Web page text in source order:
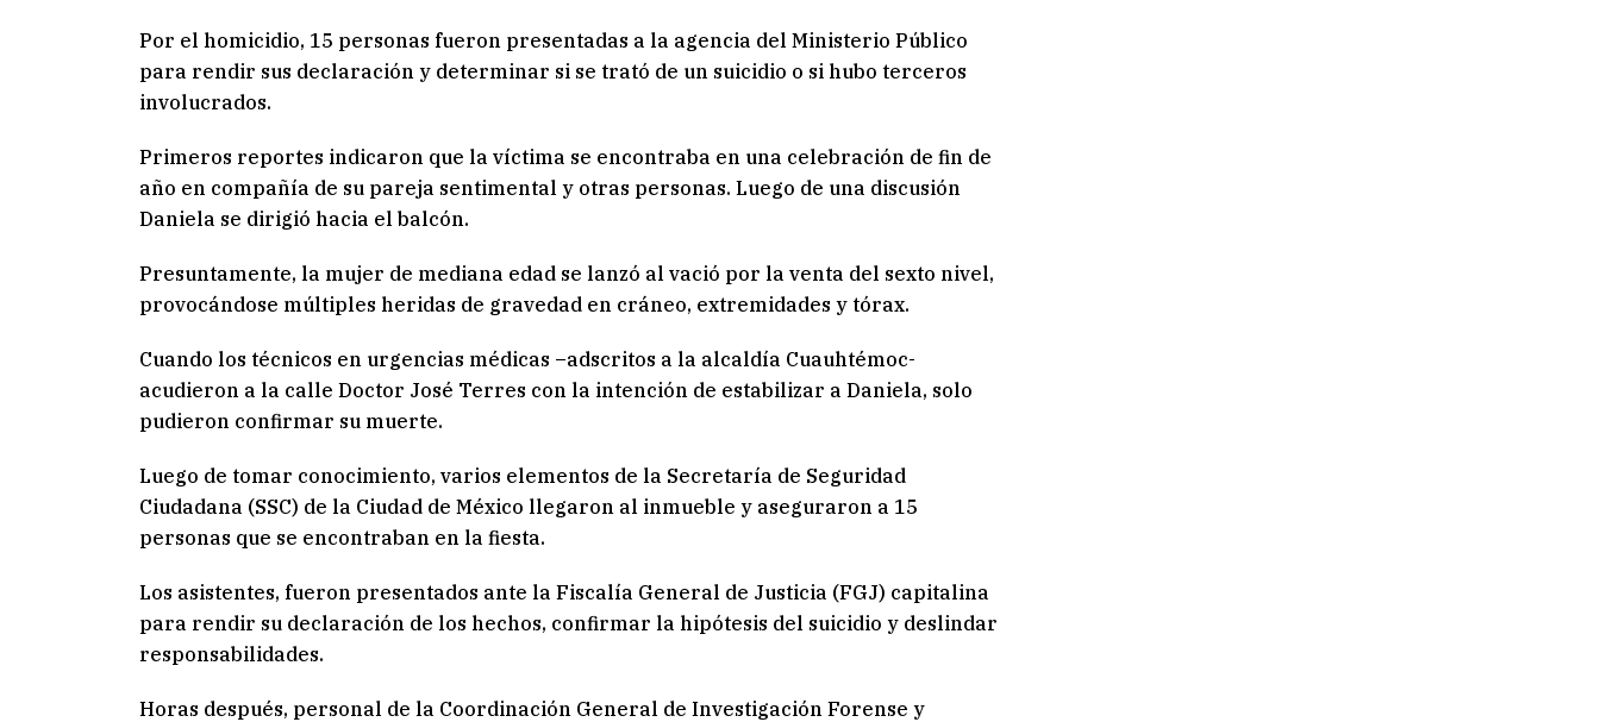
Por el homicidio, 15 personas fueron presentadas a la agencia del Ministerio Público
para rendir sus declaración y determinar si se trató de un suicidio o si hubo terceros
involucrados.
Primeros reportes indicaron que la víctima se encontraba en una celebración de fin de
año en compañía de su pareja sentimental y otras personas. Luego de una discusión
Daniela se dirigió hacia el balcón.
Presuntamente, la mujer de mediana edad se lanzó al vació por la venta del sexto nivel,
provocándose múltiples heridas de gravedad en cráneo, extremidades y tórax.
Cuando los técnicos en urgencias médicas –adscritos a la alcaldía Cuauhtémoc-
acudieron a la calle Doctor José Terres con la intención de estabilizar a Daniela, solo
pudieron confirmar su muerte.
Luego de tomar conocimiento, varios elementos de la Secretaría de Seguridad
Ciudadana (SSC) de la Ciudad de México llegaron al inmueble y aseguraron a 15
personas que se encontraban en la fiesta.
Los asistentes, fueron presentados ante la Fiscalía General de Justicia (FGJ) capitalina
para rendir su declaración de los hechos, confirmar la hipótesis del suicidio y deslindar
responsabilidades.
Horas después, personal de la Coordinación General de Investigación Forense y